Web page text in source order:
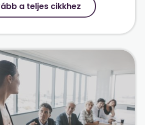
a teljes cikkhez